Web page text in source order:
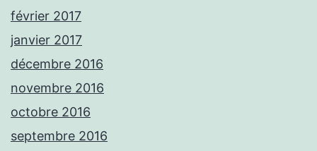
février 2017
janvier 2017
décembre 2016
novembre 2016
octobre 2016
septembre 2016